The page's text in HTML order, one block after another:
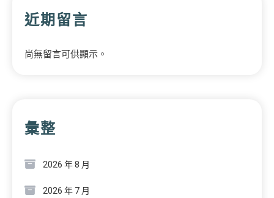
近期留言
尚無留言可供顯示。
彙整
2026 年 8 月
2026 年 7 月